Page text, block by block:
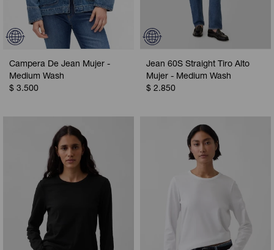
Campera De Jean Mujer -
Medium Wash
$ 3.500
Jean 60S Straight Tiro Alto
Mujer - Medium Wash
$ 2.850